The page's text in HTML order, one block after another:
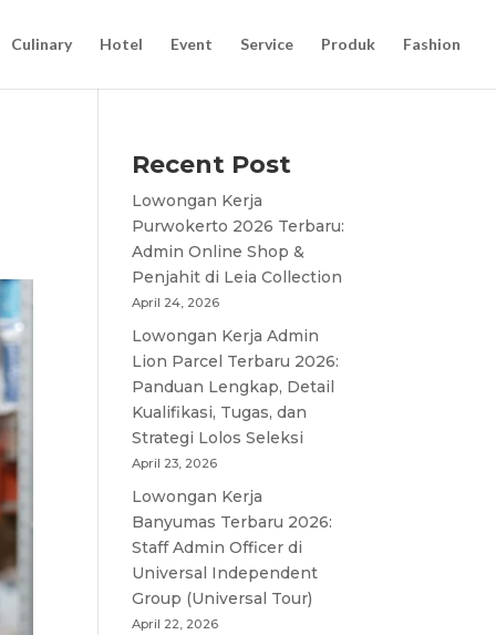
Culinary Hotel Event Service Produk Fashion
Recent Post
Lowongan Kerja
Purwokerto 2026 Terbaru:
Admin Online Shop &
Penjahit di Leia Collection
April 24, 2026
Lowongan Kerja Admin
Lion Parcel Terbaru 2026:
Panduan Lengkap, Detail
Kualifikasi, Tugas, dan
Strategi Lolos Seleksi
April 23, 2026
Lowongan Kerja
Banyumas Terbaru 2026:
Staff Admin Officer di
Universal Independent
Group (Universal Tour)
April 22, 2026